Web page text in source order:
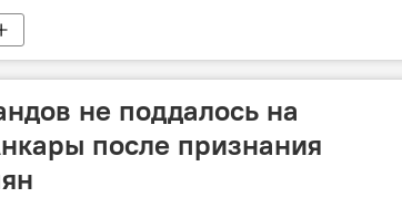
не поддалось на
после признания